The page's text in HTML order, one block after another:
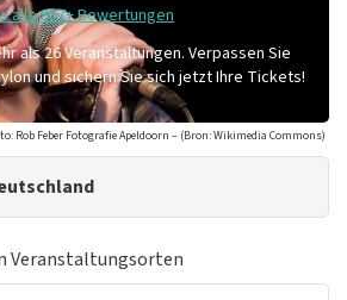
alle 957+ Bewertungen
als 26 Veranstaltungen. Verpassen Sie
und sichern Sie sich jetzt Ihre Tickets!
Rob Feber Fotografie Apeldoorn – (Bron: Wikimedia Commons)
Veranstaltungsorten